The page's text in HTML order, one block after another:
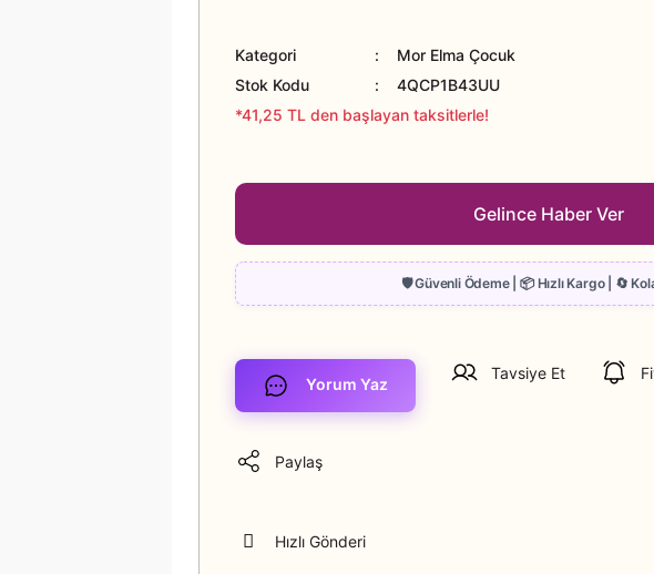
Kategori
Mor Elma Çocuk
Stok Kodu
4QCP1B43UU
*41,25 TL den başlayan taksitlerle!
Gelince Haber Ver
Yorum Yaz
Tavsiye Et
Paylaş
Hızlı Gönderi